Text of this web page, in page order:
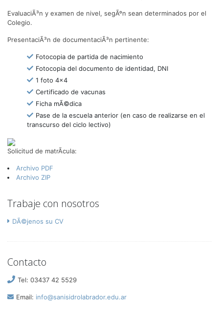
EvaluaciÃ³n y examen de nivel, segÃºn sean determinados por el
Colegio.
PresentaciÃ³n de documentaciÃ³n pertinente:
Fotocopia de partida de nacimiento
Fotocopia del documento de identidad, DNI
1 foto 4x4
Certificado de vacunas
Ficha mÃ©dica
Pase de la escuela anterior (en caso de realizarse en el
transcurso del ciclo lectivo)
Solicitud de matrÃ­cula:
Archivo PDF
Archivo ZIP
Trabaje con nosotros
DÃ©jenos su CV
Contacto
Tel: 03437 42 5529
Email: info@sanisidrolabrador.edu.ar